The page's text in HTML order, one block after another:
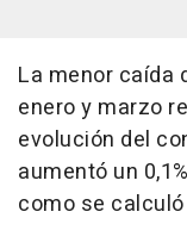
La menor caída
enero y marzo
evolución del
aumentó un
como se